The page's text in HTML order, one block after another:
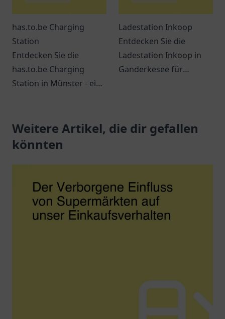
has.to.be Charging
Station
Entdecken Sie die
has.to.be Charging
Station in Münster - ein
Autofahrer mit
großartigen
Ladestation Inkoop
Entdecken Sie die
Ladestation Inkoop in
Ganderkesee für
warten auf Sie.
Weitere Artikel, die dir gefallen
könnten